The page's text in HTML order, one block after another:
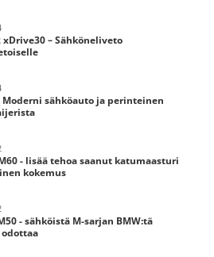
xDrive30 – Sähköneliveto
Moderni sähköauto ja perinteinen
- lisää tehoa saanut katumaasturi
kokemus
- sähköistä M-sarjan BMW:tä